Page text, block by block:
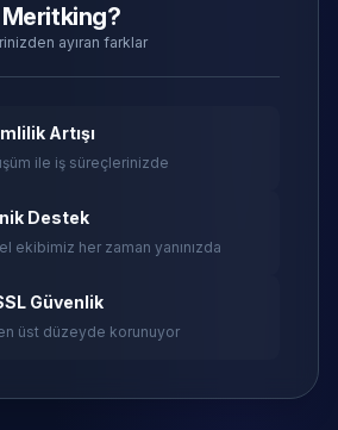
ayıran farklar
Artışı
ile iş süreçlerinizde
Destek
ekibimiz her zaman yanınızda
Güvenlik
üst düzeyde korunuyor